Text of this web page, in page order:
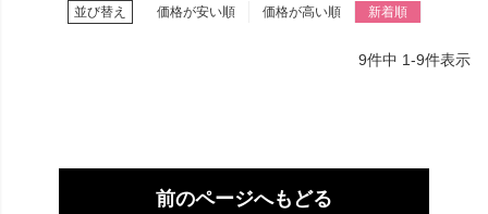
並び替え 価格が安い順 価格が高い順 新着順
9件中 1-9件表示
前のページへもどる